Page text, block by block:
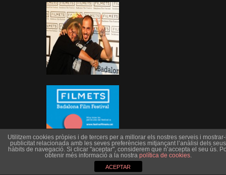
Utilitzem cookies pròpies i de tercers per a millorar els nostres serveis i
publicitat relacionada amb les seves preferències mitjançant l’anàlisi dels seus
hàbits de navegació. Si clicar "aceptar", considerem que n’accepta el seu ús.
obtenir més informació a la nostra política de cookies.
ACEPTAR